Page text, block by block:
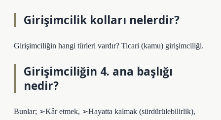
Girişimcilik kolları nelerdir?
Girişimciliğin hangi türleri vardır? Ticari (kamu) girişimciliği.
Girişimciliğin 4. ana başlığı
nedir?
Bunlar; ➢Kâr etmek, ➢Hayatta kalmak (sürdürülebilirlik),